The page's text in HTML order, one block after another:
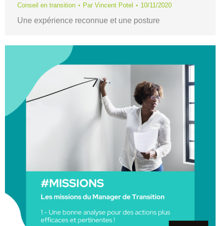
Conseil en transition Par Vincent Potel 10/11/2020
Une expérience reconnue et une posture